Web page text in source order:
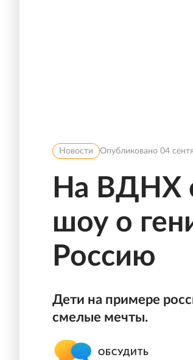
Новости Опубликовано 04
На ВДНХ
шоу о
Россию
Дети на примере
смелые мечты.
ОБСУДИТЬ